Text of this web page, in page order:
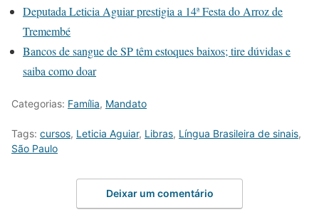
Deputada Leticia Aguiar prestigia a 14ª Festa do Arroz de
Tremembé
Bancos de sangue de SP têm estoques baixos; tire dúvidas e
saiba como doar
Categorias: Família, Mandato
Tags: cursos, Leticia Aguiar, Libras, Língua Brasileira de sinais,
São Paulo
Deixar um comentário